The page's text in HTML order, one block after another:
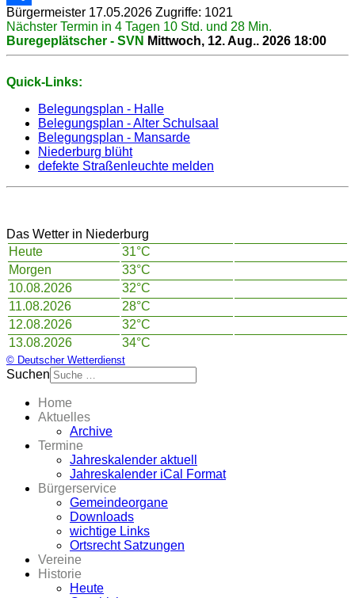
Share
Bürgermeister 17.05.2026 Zugriffe: 1021
Nächster Termin in 4 Tagen 10 Std. und 28 Min.
Buregeplätscher - SVN Mittwoch, 12. Aug.. 2026 18:00
Quick-Links:
Belegungsplan - Halle
Belegungsplan - Alter Schulsaal
Belegungsplan - Mansarde
Niederburg blüht
defekte Straßenleuchte melden
Das Wetter in Niederburg
Heute
31°C
Morgen
33°C
10.08.2026
32°C
11.08.2026
28°C
12.08.2026
32°C
13.08.2026
34°C
© Deutscher Wetterdienst
Suchen
Home
Aktuelles
Archive
Termine
Jahreskalender aktuell
Jahreskalender iCal Format
Bürgerservice
Gemeindeorgane
Downloads
wichtige Links
Ortsrecht Satzungen
Vereine
Historie
Heute